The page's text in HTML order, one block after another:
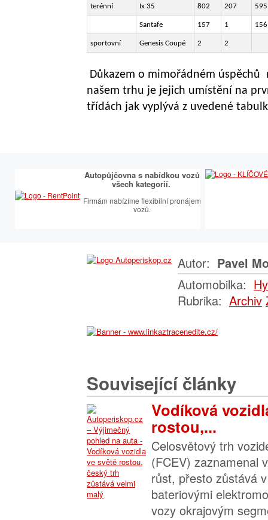
terénní Ix 35 802 207 595
Santafe 157 1 156
sportovní Genesis Coupé 2 2
Důkazem o mimořádném
našem trhu je jejich umístění na
třídách jak vyplývá z uvedené
Autopůjčovna s nabídkou vozů
všech kategorií.
Firmám nabízíme flexibilní pronájem
vozů.
Autor: Pavel
Automobilka:
Rubrika: Archiv
Související články
Vodíková
rostou,...
Celosvětový trh
(FCEV) zaznamenal
růst, přesto zůstává
bateriovými
vozy okrajovým